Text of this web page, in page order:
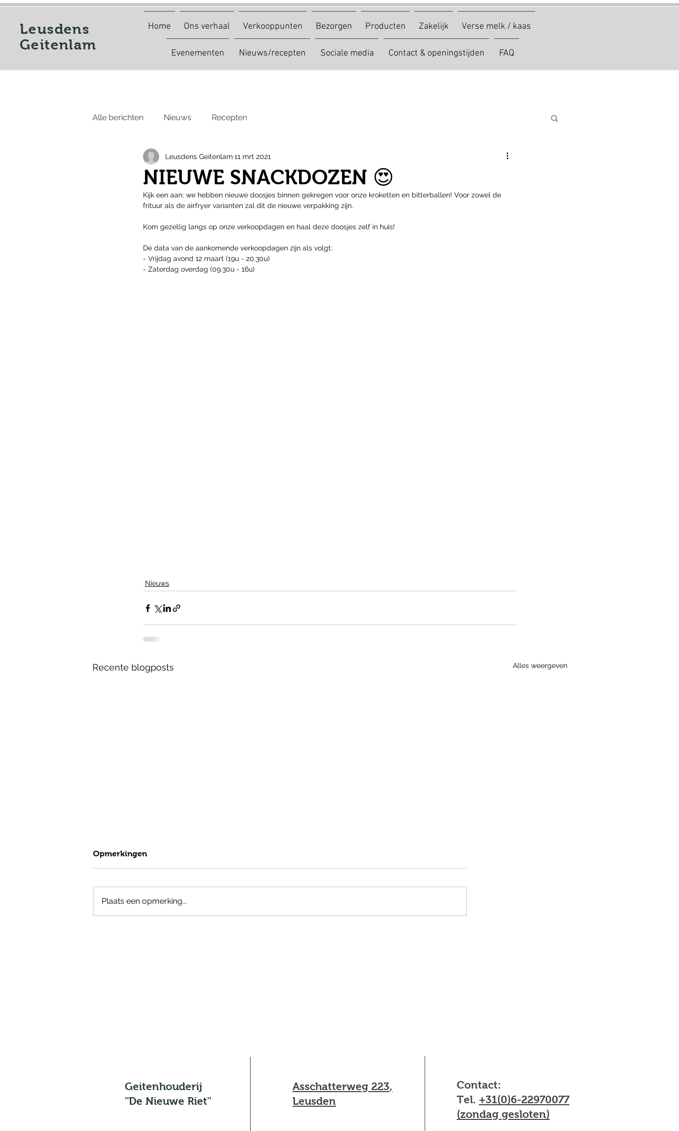
Leusdens
Geitenlam
Home Ons verhaal Verkooppunten Bezorgen Producten Zakelijk Verse melk / kaas
Evenementen Nieuws/recepten Sociale media Contact & openingstijden FAQ
Alle berichten Nieuws Recepten
NIEUWE SNACKDOZEN 😍
Leusdens Geitenlam 11 mrt 2021
Kijk een aan: we hebben nieuwe doosjes binnen gekregen voor onze kroketten en bitterballen! Voor zowel de
frituur als de airfryer varianten zal dit de nieuwe verpakking zijn.
Kom gezellig langs op onze verkoopdagen en haal deze doosjes zelf in huis!
De data van de aankomende verkoopdagen zijn als volgt:
- Vrijdag avond 12 maart (19u - 20.30u)
- Zaterdag overdag (09.30u - 16u)
Nieuws
Recente blogposts Alles weergeven
nieuwsbrief juni 2024
Opmerkingen
Plaats een opmerking...
Geitenhouderij
''De Nieuwe Riet''
Contact:
Tel. +31(0)6-22970077
(zondag gesloten)
Asschatterweg 223,
Leusden